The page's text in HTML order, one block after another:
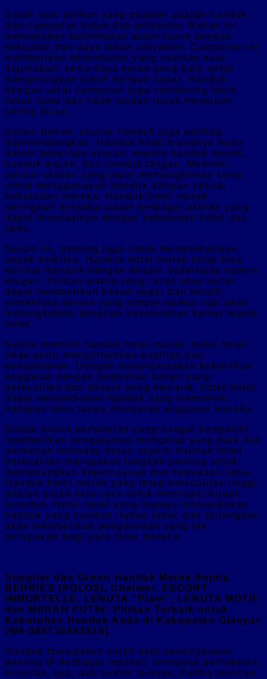
Salah satu pilihan yang populer adalah handuk
dari campuran katun dan polyester. Bahan ini
memadukan kelembutan alami katun dengan
kekuatan dan daya tahan polyester. Campuran ini
memberikan kelembutan yang nyaman saat
digunakan, serta daya serap yang baik untuk
mengeringkan tubuh dengan cepat. Handuk
dengan serat campuran juga cenderung lebih
tahan lama dan tidak mudah rusak meskipun
sering dicuci.
Selain bahan, ukuran handuk juga penting
dipertimbangkan. Handuk hotel biasanya hadir
dalam beberapa ukuran, seperti handuk mandi,
handuk wajah, dan handuk tangan. Memiliki
variasi ukuran yang tepat memungkinkan tamu
untuk menggunakan handuk dengan sesuai
kebutuhan mereka. Handuk hotel murah
seringkali tersedia dalam berbagai ukuran yang
dapat disesuaikan dengan kebutuhan hotel dan
tamu.
Selain itu, penting juga untuk memperhatikan
aspek estetika. Handuk hotel murah tetap bisa
terlihat menarik dengan desain sederhana namun
elegan. Pilihan warna yang cerah atau netral
dapat memberikan kesan segar dan bersih,
sementara desain yang simpel namun rapi akan
meningkatkan tampilan keseluruhan kamar mandi
hotel.
Ketika memilih handuk hotel murah, hotel-hotel
tidak perlu mengorbankan kualitas dan
kenyamanan. Dengan menyelaraskan kebutuhan
anggaran dengan pemilihan bahan yang
berkualitas dan desain yang menarik, hotel-hotel
dapat menyediakan handuk yang memenuhi
harapan tamu tanpa menguras anggaran mereka.
Dalam bisnis perhotelan yang sangat kompetitif,
memberikan pengalaman menginap yang baik dan
perhatian terhadap detail seperti handuk hotel
berkualitas merupakan langkah penting untuk
memenangkan kepercayaan dan kepuasan tamu.
Handuk hotel murah yang tetap berkualitas tinggi
adalah salah satu cara untuk mencapai tujuan
tersebut. Hotel-hotel yang mampu menyediakan
handuk yang nyaman, tahan lama, dan terjangkau
akan memberikan pengalaman yang tak
terlupakan bagi para tamu mereka.
Supplier dan Grosir Handuk Merek Anjoly,
BERRIES (POLOS), Chalmer, ESCORT,
IMMORTELLE, LENUTA “Plain”, LENUTA MOTIF,
dan MERAH PUTIH: Pilihan Terbaik untuk
Kebutuhan Handuk Anda di Kabupaten Gianyar
[WA 085730453518]
Handuk merupakan salah satu perlengkapan
penting di berbagai industri, termasuk perhotelan,
restoran, spa, dan sektor lainnya. Ketika mencari